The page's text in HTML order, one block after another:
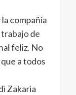
la compañía
de
feliz. No
a todos
Zakaria